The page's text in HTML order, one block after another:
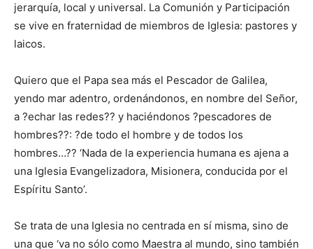
jerarquía, local y universal. La Comunión y Participación
se vive en fraternidad de miembros de Iglesia: pastores y
laicos.
Quiero que el Papa sea más el Pescador de Galilea,
yendo mar adentro, ordenándonos, en nombre del Señor,
a ?echar las redes?? y haciéndonos ?pescadores de
hombres??: ?de todo el hombre y de todos los
hombres…?? ‘Nada de la experiencia humana es ajena a
una Iglesia Evangelizadora, Misionera, conducida por el
Espíritu Santo’.
Se trata de una Iglesia no centrada en sí misma, sino de
una que ‘va no sólo como Maestra al mundo, sino también